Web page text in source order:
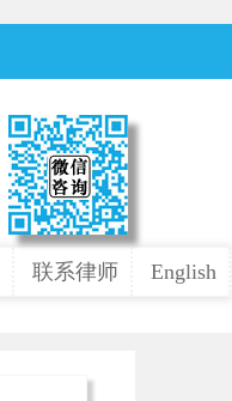
联系律师 English